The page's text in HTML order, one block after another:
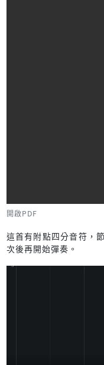
開啟PDF
這首有附點四分音符，
次後再開始彈奏。